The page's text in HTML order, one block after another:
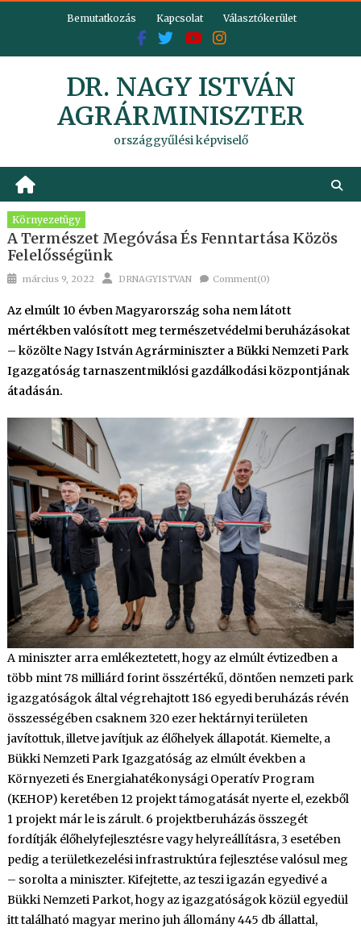
Bemutatkozás Kapcsolat Választókerület
DR. NAGY ISTVÁN
AGRÁRMINISZTER
országgyűlési képviselő
Környezetügy
A Természet Megóvása És Fenntartása Közös
Felelősségünk
Posted
március 9, 2022 Author
DRNAGYISTVAN Comment(0)
Az elmúlt 10 évben Magyarország soha nem látott
mértékben valósított meg természetvédelmi beruházásokat
– közölte Nagy István Agrárminiszter a Bükki Nemzeti Park
Igazgatóság tarnaszentmiklósi gazdálkodási központjának
átadásán.
A miniszter arra emlékeztetett, hogy az elmúlt évtizedben a
több mint 78 milliárd forint összértékű, döntően nemzeti park
igazgatóságok által végrehajtott 186 egyedi beruházás révén
összességében csaknem 320 ezer hektárnyi területen
javítottuk, illetve javítjuk az élőhelyek állapotát. Kiemelte, a
Bükki Nemzeti Park Igazgatóság az elmúlt években a
Környezeti és Energiahatékonysági Operatív Program
(KEHOP) keretében 12 projekt támogatását nyerte el, ezekből
1 projekt már le is zárult. 6 projektberuházás összegét
fordítják élőhelyfejlesztésre vagy helyreállításra, 3 esetében
pedig a területkezelési infrastruktúra fejlesztése valósul meg
– sorolta a miniszter. Kifejtette, az teszi igazán egyedivé a
Bükki Nemzeti Parkot, hogy az igazgatóságok közül egyedül
itt található magyar merino juh állomány 445 db állattal,